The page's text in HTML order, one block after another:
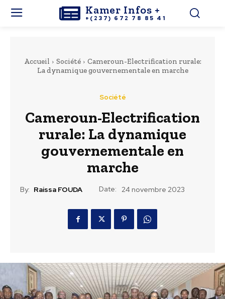
Kamer Infos +
+(237) 672 78 85 41
Accueil Société
Cameroun-Electrification rurale:
La dynamique gouvernementale en marche
Société
Cameroun-Electrification
rurale: La dynamique
gouvernementale en
marche
By: Raissa FOUDA Date: 24 novembre 2023